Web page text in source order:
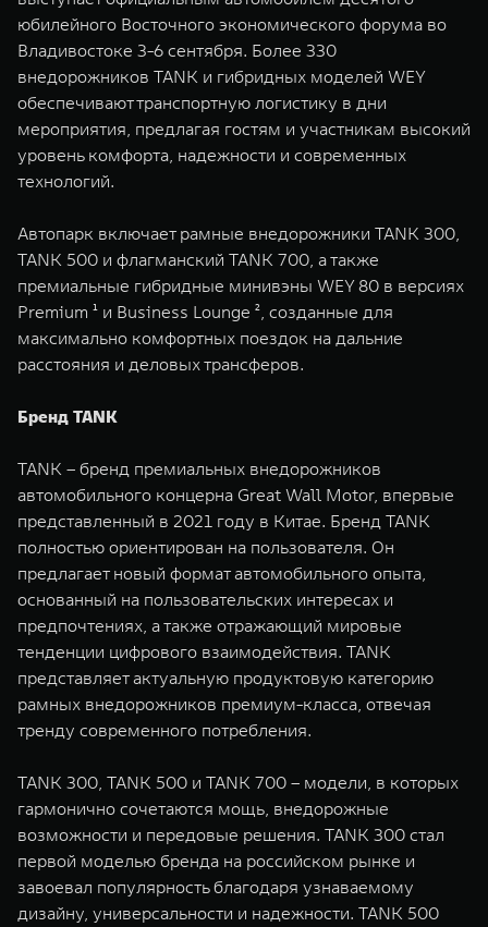
WEY 07
Расширяя границы комфорта
от 6 149 000 ₽
WEY 05
от 5 699
WEY 80
Масштаб возможностей
от 6 449 000 ₽
WEY 80
Масштаб
юбилейного Восточного экономического форума во
Владивостоке 3-6 сентября. Более 330
внедорожников TANK и гибридных моделей WEY
обеспечивают транспортную логистику в дни
мероприятия, предлагая гостям и участникам высокий
уровень комфорта, надежности и современных
технологий.
Автопарк включает рамные внедорожники TANK 300,
TANK 500 и флагманский TANK 700, а также
премиальные гибридные минивэны WEY 80 в версиях
Premium ¹ и Business Lounge ², созданные для
максимально комфортных поездок на дальние
расстояния и деловых трансферов.
Бренд TANK
TANK – бренд премиальных внедорожников
автомобильного концерна Great Wall Motor, впервые
представленный в 2021 году в Китае. Бренд TANK
полностью ориентирован на пользователя. Он
предлагает новый формат автомобильного опыта,
основанный на пользовательских интересах и
предпочтениях, а также отражающий мировые
тенденции цифрового взаимодействия. TANK
представляет актуальную продуктовую категорию
рамных внедорожников премиум-класса, отвечая
тренду современного потребления.
TANK 300, TANK 500 и TANK 700 – модели, в которых
гармонично сочетаются мощь, внедорожные
возможности и передовые решения. TANK 300 стал
первой моделью бренда на российском рынке и
завоевал популярность благодаря узнаваемому
дизайну, универсальности и надежности. TANK 500